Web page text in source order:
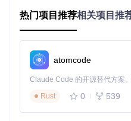
准备系统ISO镜像文件
[!WARNING] 制作过程会格
热门项目推荐相关项目推
atomcode
Rust
0 539